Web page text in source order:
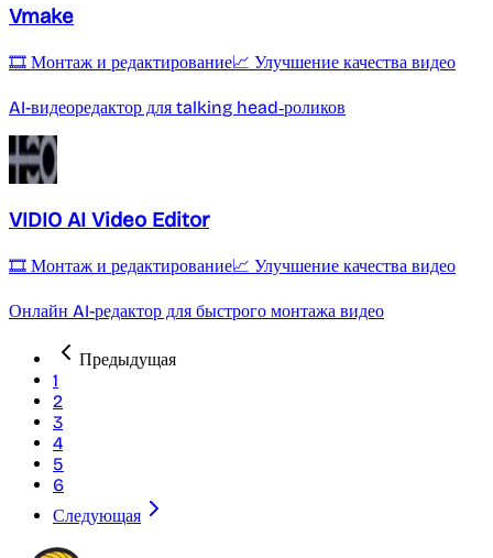
Vmake
🎞️ Монтаж и редактирование📈 Улучшение качества видео
AI-видеоредактор для talking head‑роликов
VIDIO AI Video Editor
🎞️ Монтаж и редактирование📈 Улучшение качества видео
Онлайн AI-редактор для быстрого монтажа видео
Предыдущая
1
2
3
4
5
6
Следующая